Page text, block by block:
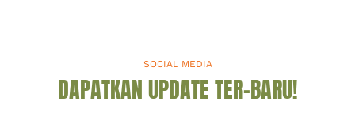
SOCIAL MEDIA
DAPATKAN UPDATE TER-BARU!